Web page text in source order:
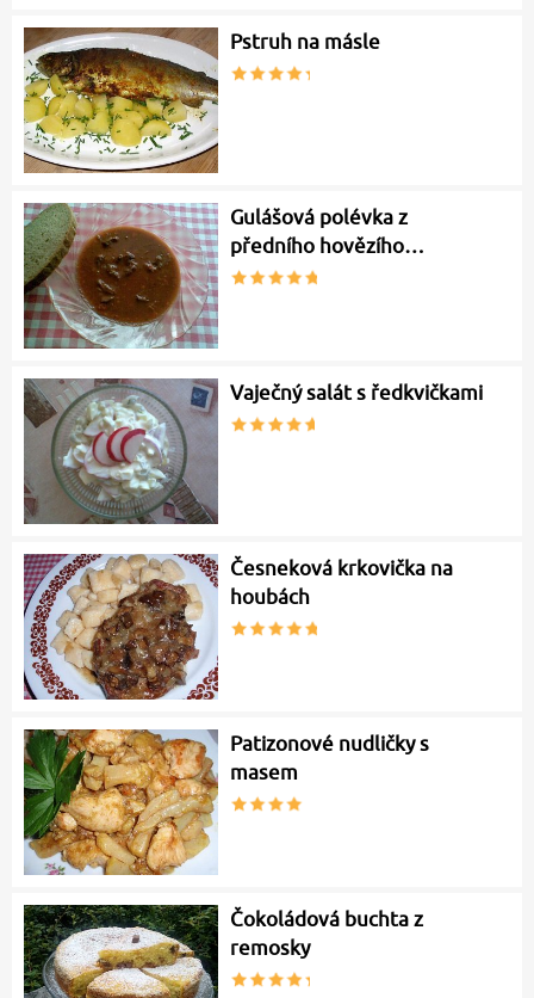
Pstruh na másle
Gulášová polévka z
předního hovězího…
Vaječný salát s ředkvičkami
Česneková krkovička na
houbách
Patizonové nudličky s
masem
Čokoládová buchta z
remosky